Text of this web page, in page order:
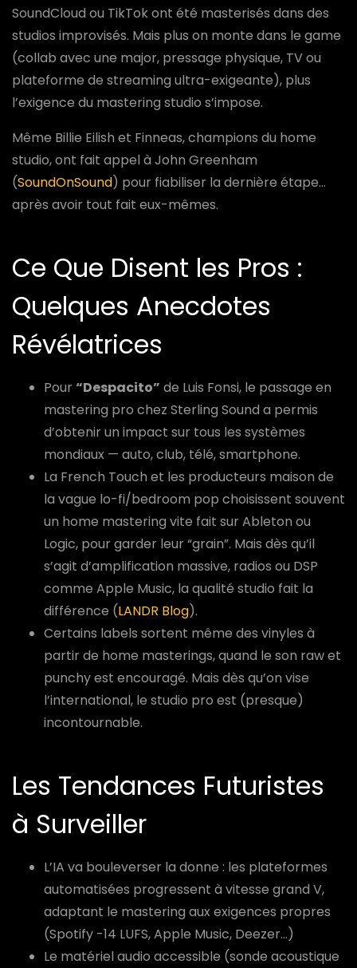
SoundCloud ou TikTok ont été masterisés dans des
studios improvisés. Mais plus on monte dans le game
(collab avec une major, pressage physique, TV ou
plateforme de streaming ultra-exigeante), plus
l’exigence du mastering studio s’impose.
Même Billie Eilish et Finneas, champions du home
studio, ont fait appel à John Greenham
(SoundOnSound) pour fiabiliser la dernière étape…
après avoir tout fait eux-mêmes.
Ce Que Disent les Pros :
Quelques Anecdotes
Révélatrices
Pour“Despacito” de Luis Fonsi, le passage en
mastering pro chez Sterling Sound a permis
d’obtenir un impact sur tous les systèmes
mondiaux — auto, club, télé, smartphone.
La French Touch et les producteurs maison de
la vague lo-fi/bedroom pop choisissent souvent
un home mastering vite fait sur Ableton ou
Logic, pour garder leur “grain”. Mais dès qu’il
s’agit d’amplification massive, radios ou DSP
comme Apple Music, la qualité studio fait la
différence (LANDR Blog).
Certains labels sortent même des vinyles à
partir de home masterings, quand le son raw et
punchy est encouragé. Mais dès qu’on vise
l’international, le studio pro est (presque)
incontournable.
Les Tendances Futuristes
à Surveiller
L’IA va bouleverser la donne : les plateformes
automatisées progressent à vitesse grand V,
adaptant le mastering aux exigences propres
(Spotify -14 LUFS, Apple Music, Deezer…)
Le matériel audio accessible (sonde acoustique